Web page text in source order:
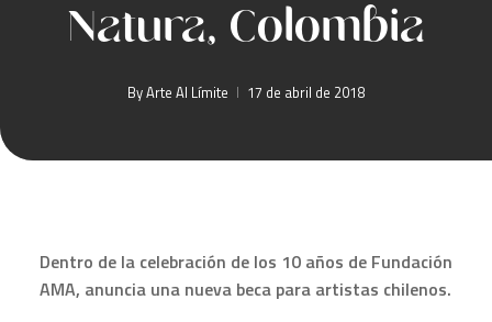
Natura, Colombia
ByArte Al Límite 17 de abril de 2018
Dentro de la celebración de los 10 años de Fundación
AMA, anuncia una nueva beca para artistas chilenos.